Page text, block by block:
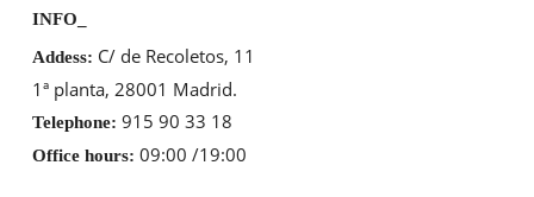
INFO_
Addess: C/ de Recoletos, 11
1ª planta, 28001 Madrid.
Telephone: 915 90 33 18
Office hours: 09:00 /19:00